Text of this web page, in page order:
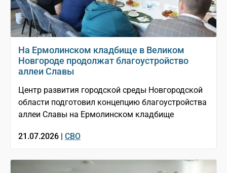
На Ермолинском кладбище в Великом
Новгороде продолжат благоустройство
аллеи Славы
Центр развития городской среды Новгородской
области подготовил концепцию благоустройства
аллеи Славы на Ермолинском кладбище
21.07.2026 | СВО